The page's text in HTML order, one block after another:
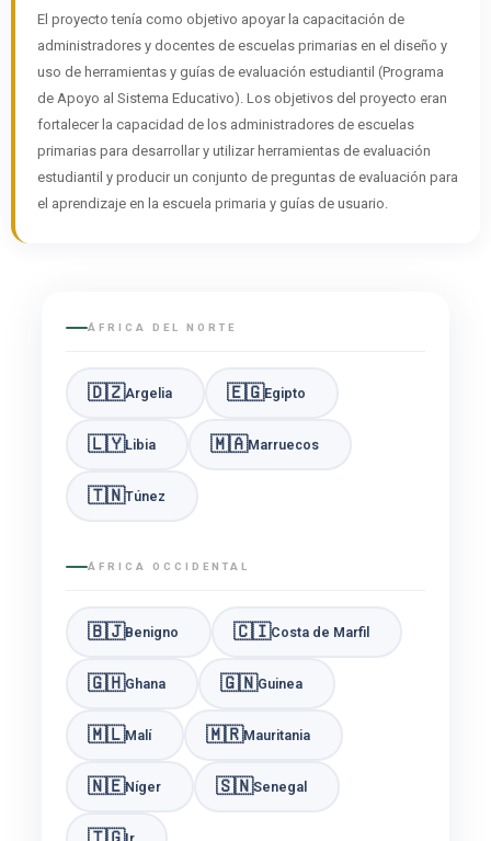
El proyecto tenía como objetivo apoyar la capacitación de
administradores y docentes de escuelas primarias en el diseño y
uso de herramientas y guías de evaluación estudiantil (Programa
de Apoyo al Sistema Educativo). Los objetivos del proyecto eran
fortalecer la capacidad de los administradores de escuelas
primarias para desarrollar y utilizar herramientas de evaluación
estudiantil y producir un conjunto de preguntas de evaluación para
el aprendizaje en la escuela primaria y guías de usuario.
ÁFRICA DEL NORTE
🇩🇿Argelia 🇪🇬Egipto
🇱🇾Libia 🇲🇦Marruecos
🇹🇳Túnez
ÁFRICA OCCIDENTAL
🇧🇯Benigno 🇨🇮Costa de Marfil
🇬🇭Ghana 🇬🇳Guinea
🇲🇱Malí 🇲🇷Mauritania
🇳🇪Níger 🇸🇳Senegal
Ir